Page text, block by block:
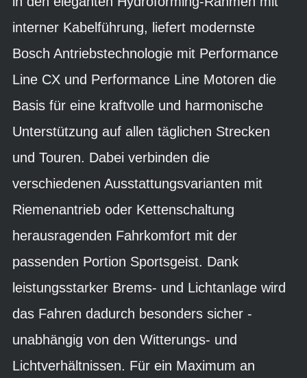
interner Kabelführung, liefert modernste
Bosch Antriebstechnologie mit Performance
Line CX und Performance Line Motoren die
Basis für eine kraftvolle und harmonische
Unterstützung auf allen täglichen Strecken
und Touren. Dabei verbinden die
verschiedenen Ausstattungsvarianten mit
Riemenantrieb oder Kettenschaltung
herausragenden Fahrkomfort mit der
passenden Portion Sportsgeist. Dank
leistungsstarker Brems- und Lichtanlage wird
das Fahren dadurch besonders sicher -
unabhängig von den Witterungs- und
Lichtverhältnissen. Für ein Maximum an